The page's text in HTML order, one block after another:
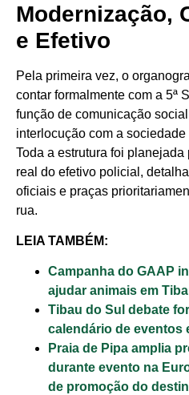
Modernização,
e Efetivo
Pela primeira vez, o
contar formalmente com a 5ª
função de comunicação
interlocução com a
Toda a estrutura foi
real do efetivo policial,
oficiais e praças
rua.
LEIA TAMBÉM:
Campanha do GAAP
ajudar animais em
Tibau do Sul debate
calendário de eventos
Praia de Pipa amplia
durante evento na
de promoção do